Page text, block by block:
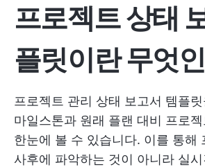
프로젝트 상태
플릿이란 무엇
프로젝트 관리 상태 보고서 템플
마일스톤과 원래 플랜 대비 프로
한눈에 볼 수 있습니다. 이를 통해
사후에 파악하는 것이 아니라 실